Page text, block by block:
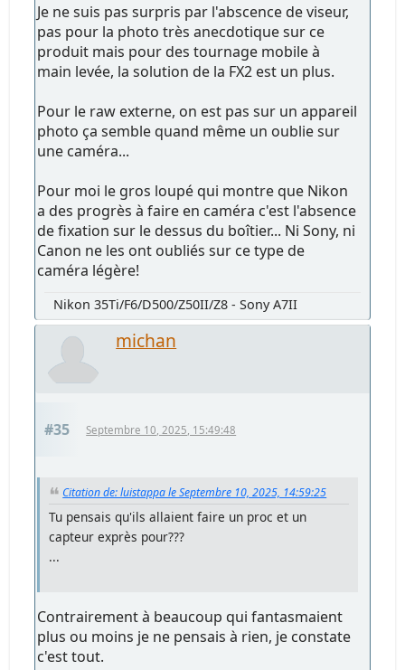
Je ne suis pas surpris par l'abscence de viseur,
pas pour la photo très anecdotique sur ce
produit mais pour des tournage mobile à
main levée, la solution de la FX2 est un plus.
Pour le raw externe, on est pas sur un appareil
photo ça semble quand même un oublie sur
une caméra...
Pour moi le gros loupé qui montre que Nikon
a des progrès à faire en caméra c'est l'absence
de fixation sur le dessus du boîtier... Ni Sony, ni
Canon ne les ont oubliés sur ce type de
caméra légère!
Nikon 35Ti/F6/D500/Z50II/Z8 - Sony A7II
michan
#35 Septembre 10, 2025, 15:49:48
Citation de: luistappa le Septembre 10, 2025, 14:59:25
Tu pensais qu'ils allaient faire un proc et un
capteur exprès pour???
...
Contrairement à beaucoup qui fantasmaient
plus ou moins je ne pensais à rien, je constate
c'est tout.